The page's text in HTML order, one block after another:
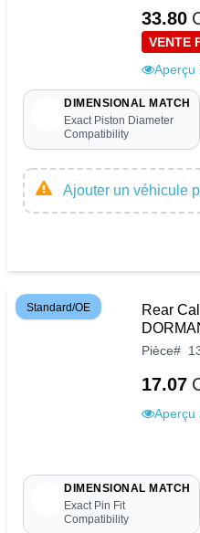
33.80
VENTE
Aperçu
DIMENSIONAL MATCH
Exact Piston Diameter
Compatibility
Ajouter un véhicule
Standard/OE
Rear
Pièce#
17.07
Aperçu
DIMENSIONAL MATCH
Exact Pin Fit
Compatibility